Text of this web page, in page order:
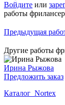
Войдите или
работы
Предыдущая
Другие работы
Ирина Рыжова
Предложить заказ
Каталог_Nortex